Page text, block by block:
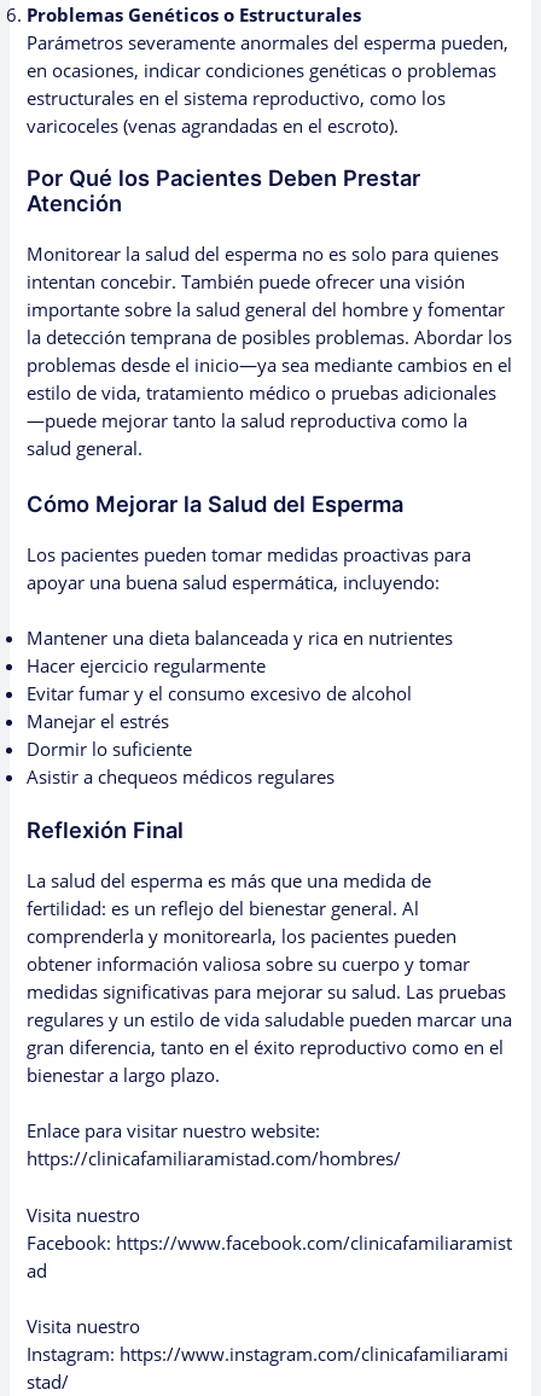
Problemas Genéticos o Estructurales
Parámetros severamente anormales del esperma pueden,
en ocasiones, indicar condiciones genéticas o problemas
estructurales en el sistema reproductivo, como los
varicoceles (venas agrandadas en el escroto).
Por Qué los Pacientes Deben Prestar
Atención
Monitorear la salud del esperma no es solo para quienes
intentan concebir. También puede ofrecer una visión
importante sobre la salud general del hombre y fomentar
la detección temprana de posibles problemas. Abordar los
problemas desde el inicio—ya sea mediante cambios en el
estilo de vida, tratamiento médico o pruebas adicionales
—puede mejorar tanto la salud reproductiva como la
salud general.
Cómo Mejorar la Salud del Esperma
Los pacientes pueden tomar medidas proactivas para
apoyar una buena salud espermática, incluyendo:
Mantener una dieta balanceada y rica en nutrientes
Hacer ejercicio regularmente
Evitar fumar y el consumo excesivo de alcohol
Manejar el estrés
Dormir lo suficiente
Asistir a chequeos médicos regulares
Reflexión Final
La salud del esperma es más que una medida de
fertilidad: es un reflejo del bienestar general. Al
comprenderla y monitorearla, los pacientes pueden
obtener información valiosa sobre su cuerpo y tomar
medidas significativas para mejorar su salud. Las pruebas
regulares y un estilo de vida saludable pueden marcar una
gran diferencia, tanto en el éxito reproductivo como en el
bienestar a largo plazo.
Enlace para visitar nuestro website:
https://clinicafamiliaramistad.com/hombres/
Visita nuestro
Facebook: https://www.facebook.com/clinicafamiliaramist
ad
Visita nuestro
Instagram: https://www.instagram.com/clinicafamiliarami
stad/